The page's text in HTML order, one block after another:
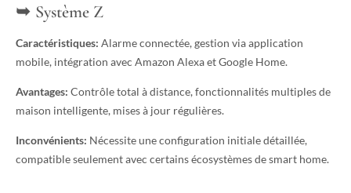
Système Z
Caractéristiques: Alarme connectée, gestion via application
mobile, intégration avec Amazon Alexa et Google Home.
Avantages: Contrôle total à distance, fonctionnalités multiples de
maison intelligente, mises à jour régulières.
Inconvénients: Nécessite une configuration initiale détaillée,
compatible seulement avec certains écosystèmes de smart home.